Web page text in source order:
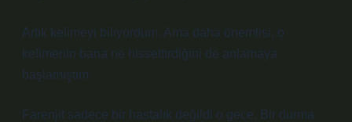
Artık kelimeyi biliyordum. Ama daha önemlisi, o
kelimenin bana ne hissettirdiğini de anlamaya
başlamıştım.
Farenjit sadece bir hastalık değildi o gece. Bir durma